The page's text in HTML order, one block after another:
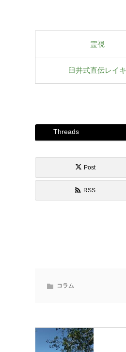
霊視
臼井式直伝レイキ
Threads
Post
RSS
コラム